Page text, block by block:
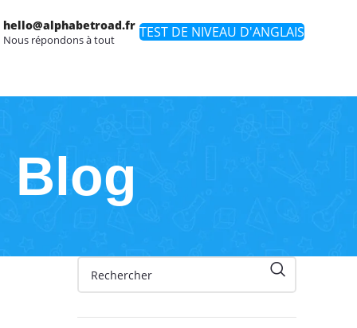
hello@alphabetroad.fr
Nous répondons à tout TEST DE NIVEAU D'ANGLAIS
Blog